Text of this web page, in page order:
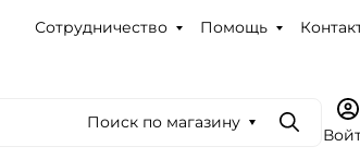
Сотрудничество Помощь
Поиск по магазину
Поиск